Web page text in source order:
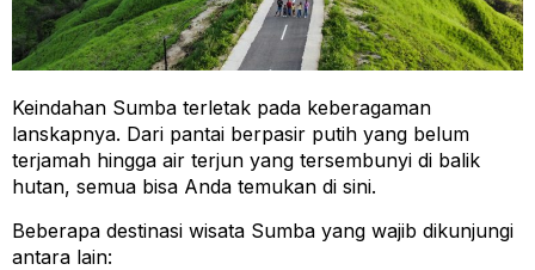
Keindahan Sumba terletak pada keberagaman
lanskapnya. Dari pantai berpasir putih yang belum
terjamah hingga air terjun yang tersembunyi di balik
hutan, semua bisa Anda temukan di sini.
Beberapa destinasi wisata Sumba yang wajib dikunjungi
antara lain: